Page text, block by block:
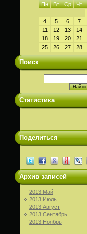
Пн
Вт Ср Чт
4
5 6 7
11
12 13 14
18
19 20 21
25
26 27 28
Поиск
Статистика
Поделиться
Архив записей
2013 Май
2013 Июль
2013 Август
2013 Сентябрь
2013 Ноябрь